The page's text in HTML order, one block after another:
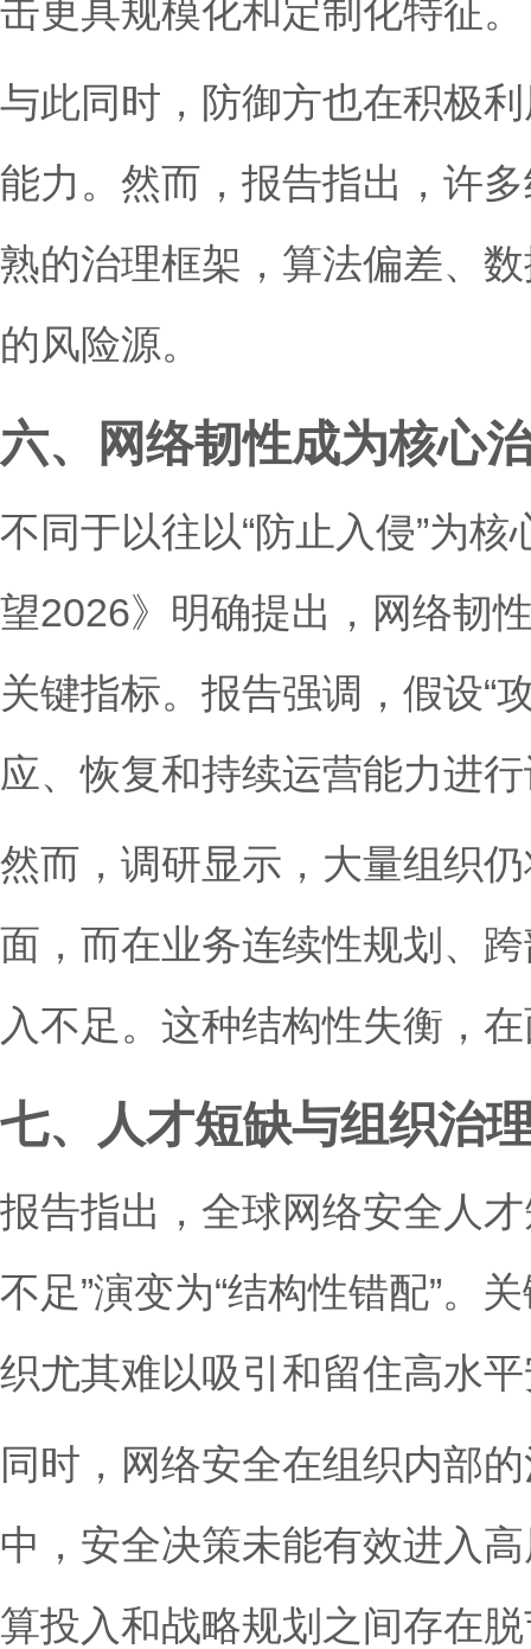
击更具规模化和定制化特征。
与此同时，防御方也在积极
能力。然而，报告指出，许
熟的治理框架，算法偏差、
的风险源。
六、网络韧性成为核心
不同于以往以“防止入侵”为
望2026》明确提出，网络韧
关键指标。报告强调，假设“
应、恢复和持续运营能力进
然而，调研显示，大量组织
面，而在业务连续性规划、
入不足。这种结构性失衡，
七、人才短缺与组织治
报告指出，全球网络安全人
不足”演变为“结构性错配”。
织尤其难以吸引和留住高水
同时，网络安全在组织内部
中，安全决策未能有效进入
算投入和战略规划之间存在